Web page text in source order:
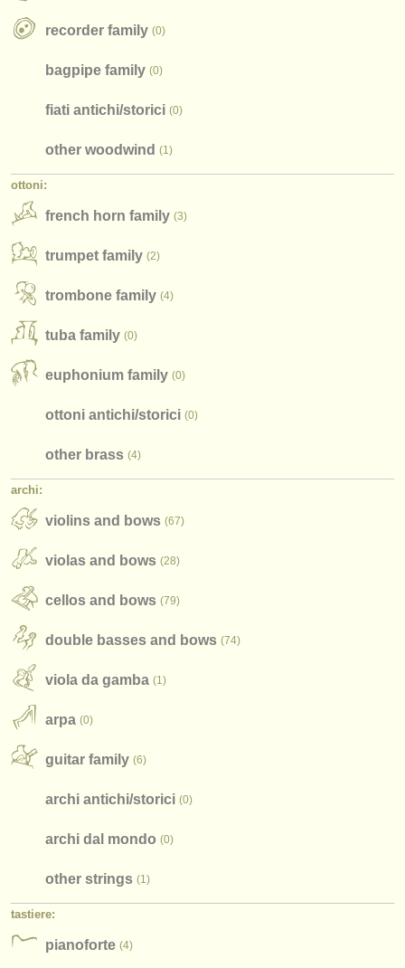
orchestre e teatri lirici
conservatori
orchestre giovanili
musicalchairs:
riguardo musicalchairs
contattaci
rss feeds
notizie di musica classica
editori:
ATSfaq
accedi
recorder family (0)
bagpipe family (0)
fiati antichi/storici (0)
other woodwind (1)
ottoni:
french horn family (3)
trumpet family (2)
trombone family (4)
tuba family (0)
euphonium family (0)
ottoni antichi/storici (0)
other brass (4)
archi:
violins and bows (67)
violas and bows (28)
cellos and bows (79)
double basses and bows (74)
viola da gamba (1)
arpa (0)
guitar family (6)
archi antichi/storici (0)
archi dal mondo (0)
other strings (1)
tastiere:
pianoforte (4)